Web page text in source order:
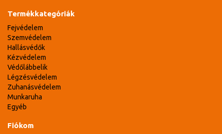
Termékkategóriák
Fejvédelem
Szemvédelem
Hallásvédők
Kézvédelem
Védőlábbelik
Légzésvédelem
Zuhanásvédelem
Munkaruha
Egyéb
Fiókom